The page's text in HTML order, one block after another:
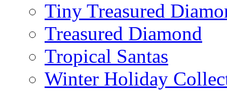
Tiny Treasured
Treasured Diamond
Tropical Santas
Winter Holiday